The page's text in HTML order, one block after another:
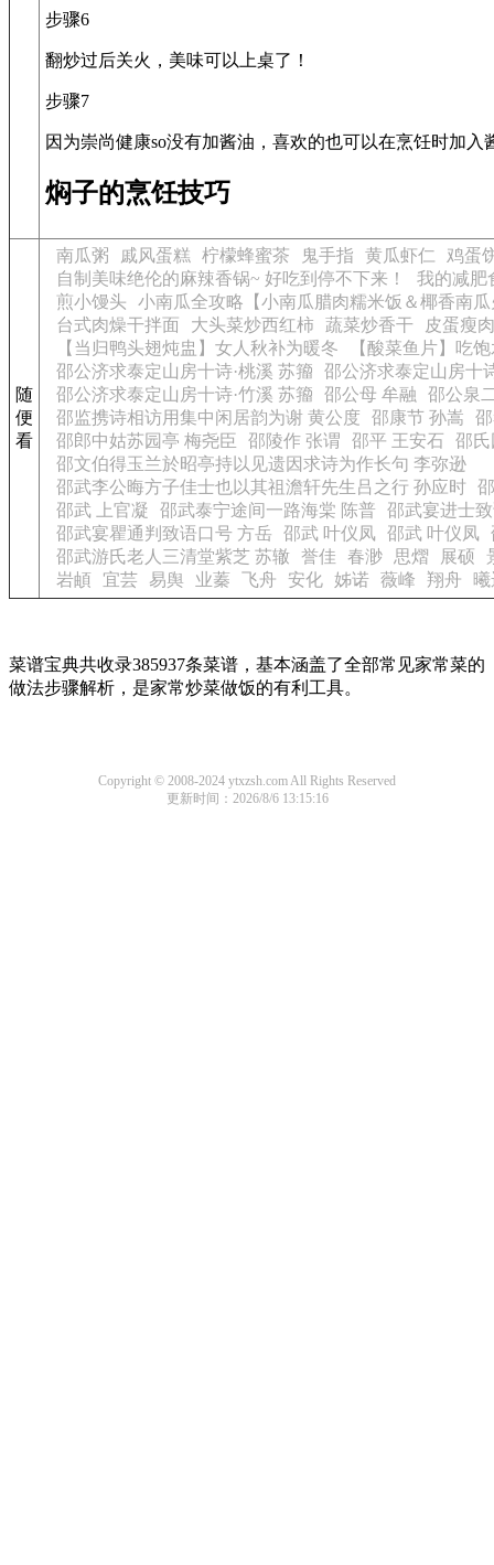
步骤6
翻炒过后关火，美味可以上桌了！
步骤7
因为崇尚健康so没有加酱油，喜欢的也可以在烹饪时加
焖子的烹饪技巧
随
便
看
南瓜粥 戚风蛋糕 柠檬蜂蜜茶 鬼手指 黄瓜虾仁
鸡蛋
自制美味绝伦的麻辣香锅~ 好吃到停不下来！
我的减肥
煎小馒头
小南瓜全攻略【小南瓜腊肉糯米饭＆椰香南
台式肉燥干拌面
大头菜炒西红柿 蔬菜炒香干
皮蛋瘦
【当归鸭头翅炖盅】女人秋补为暖冬
【酸菜鱼片】吃
邵公济求泰定山房十诗·桃溪 苏籀
邵公济求泰定山房十
邵公济求泰定山房十诗·竹溪 苏籀
邵公母 牟融
邵公泉
邵监携诗相访用集中闲居韵为谢 黄公度
邵康节 孙嵩
邵郎中姑苏园亭 梅尧臣
邵陵作 张谓 邵平 王安石 邵
邵文伯得玉兰於昭亭持以见遗因求诗为作长句 李弥逊
邵武李公晦方子佳士也以其祖澹轩先生吕之行 孙应时
邵武 上官凝
邵武泰宁途间一路海棠 陈普
邵武宴进士
邵武宴瞿通判致语口号 方岳
邵武 叶仪凤 邵武 叶仪凤
邵武游氏老人三清堂紫芝 苏辙 誉佳 春渺 思熠 展硕
岩頔
宜芸 易舆 业蓁 飞舟 安化 姊诺 薇峰 翔舟
菜谱宝典共收录385937条菜谱，基本涵盖了全部常见家常菜的
做法步骤解析，是家常炒菜做饭的有利工具。
Copyright © 2008-2024 ytxzsh.com All Rights Reserved
更新时间：2026/8/6 13:15:16